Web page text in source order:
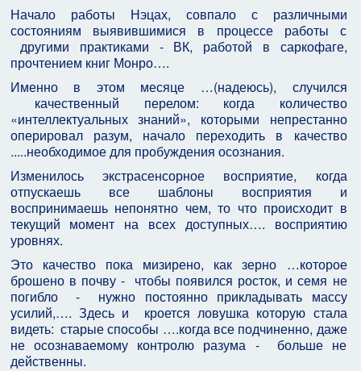
Начало работы Нэцах, совпало с различными
состояниям выявившимися в процессе работы с
другими практиками - ВК, работой в саркофаге,
прочтением книг Монро….
Именно в этом месяце …(надеюсь), случился
качественный перелом: когда количество
«интеллектуальных знаний», которыми непрестанно
оперировал разум, начало переходить в качество
.....необходимое для пробуждения осознания.
Изменилось экстрасенсорное восприятие, когда
отпускаешь все шаблоны восприятия и
воспринимаешь непонятно чем, то что происходит в
текущий момент на всех доступных…. восприятию
уровнях.
Это качество пока мизирено, как зерно …которое
брошено в почву - чтобы появился росток, и семя не
погибло - нужно постоянно прикладывать массу
усилий,…. Здесь и кроется ловушка которую стала
видеть: старые способы ….когда все подчиненно, даже
не осознаваемому контролю разума - больше не
действенны.